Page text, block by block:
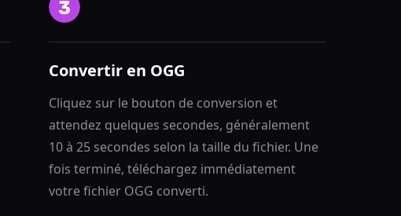
Convertir en OGG
Cliquez sur le bouton de conversion et
attendez quelques secondes, généralement
10 à 25 secondes selon la taille du fichier. Une
fois terminé, téléchargez immédiatement
votre fichier OGG converti.